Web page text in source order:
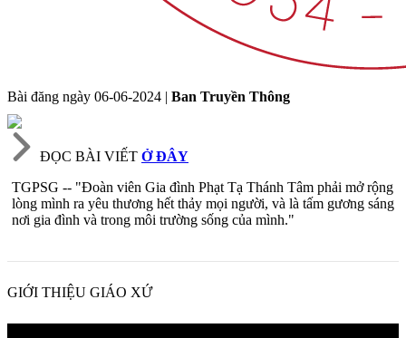
Bài đăng ngày 06-06-2024 | Ban Truyền Thông
ĐỌC BÀI VIẾT Ở ĐÂY
TGPSG -- "Đoàn viên Gia đình Phạt Tạ Thánh Tâm phải mở rộng
lòng mình ra yêu thương hết thảy mọi người, và là tấm gương sáng
nơi gia đình và trong môi trường sống của mình."
GIỚI THIỆU GIÁO XỨ